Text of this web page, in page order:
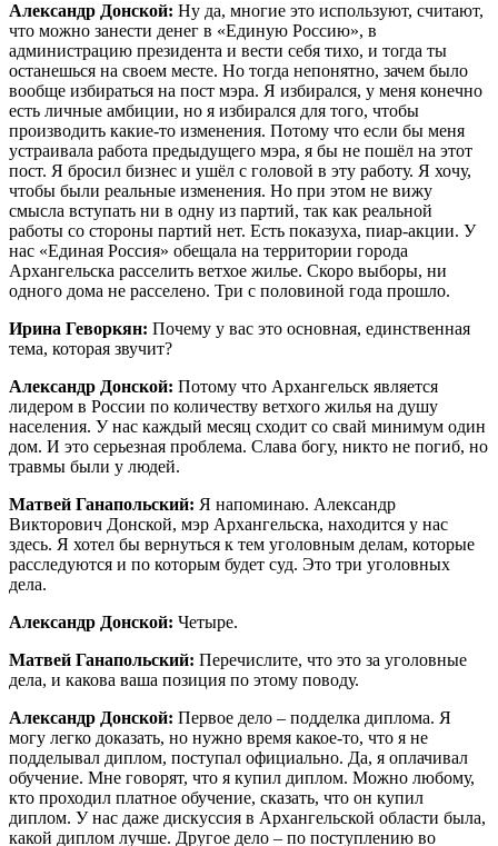
Александр Донской: Ну да, многие это используют, считают,
что можно занести денег в «Единую Россию», в
администрацию президента и вести себя тихо, и тогда ты
останешься на своем месте. Но тогда непонятно, зачем было
вообще избираться на пост мэра. Я избирался, у меня конечно
есть личные амбиции, но я избирался для того, чтобы
производить какие-то изменения. Потому что если бы меня
устраивала работа предыдущего мэра, я бы не пошёл на этот
пост. Я бросил бизнес и ушёл с головой в эту работу. Я хочу,
чтобы были реальные изменения. Но при этом не вижу
смысла вступать ни в одну из партий, так как реальной
работы со стороны партий нет. Есть показуха, пиар-акции. У
нас «Единая Россия» обещала на территории города
Архангельска расселить ветхое жилье. Скоро выборы, ни
одного дома не расселено. Три с половиной года прошло.
Ирина Геворкян: Почему у вас это основная, единственная
тема, которая звучит?
Александр Донской: Потому что Архангельск является
лидером в России по количеству ветхого жилья на душу
населения. У нас каждый месяц сходит со свай минимум один
дом. И это серьезная проблема. Слава богу, никто не погиб, но
травмы были у людей.
Матвей Ганапольский: Я напоминаю. Александр
Викторович Донской, мэр Архангельска, находится у нас
здесь. Я хотел бы вернуться к тем уголовным делам, которые
расследуются и по которым будет суд. Это три уголовных
дела.
Александр Донской: Четыре.
Матвей Ганапольский: Перечислите, что это за уголовные
дела, и какова ваша позиция по этому поводу.
Александр Донской: Первое дело – подделка диплома. Я
могу легко доказать, но нужно время какое-то, что я не
подделывал диплом, поступал официально. Да, я оплачивал
обучение. Мне говорят, что я купил диплом. Можно любому,
кто проходил платное обучение, сказать, что он купил
диплом. У нас даже дискуссия в Архангельской области была,
какой диплом лучше. Другое дело – по поступлению во